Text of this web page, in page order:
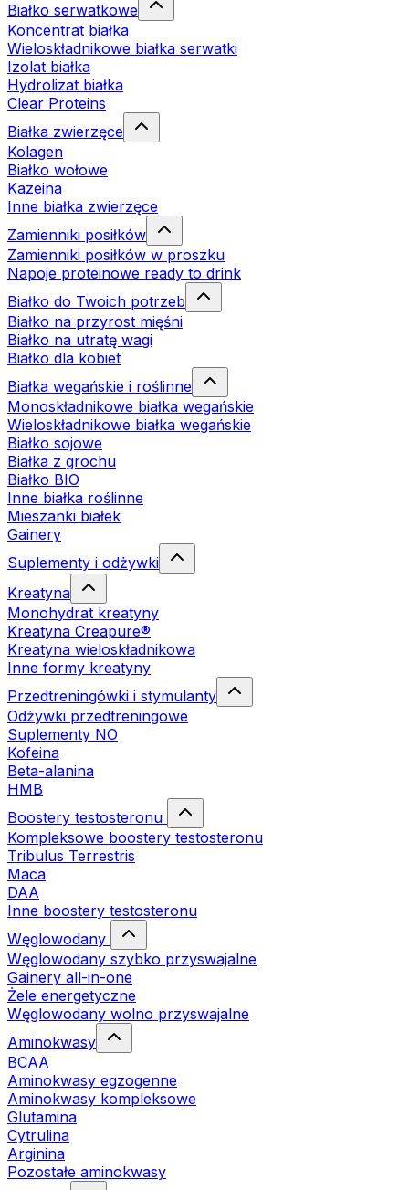
Białko serwatkowe
Koncentrat białka
Wieloskładnikowe białka serwatki
Izolat białka
Hydrolizat białka
Clear Proteins
Białka zwierzęce
Kolagen
Białko wołowe
Kazeina
Inne białka zwierzęce
Zamienniki posiłków
Zamienniki posiłków w proszku
Napoje proteinowe ready to drink
Białko do Twoich potrzeb
Białko na przyrost mięśni
Białko na utratę wagi
Białko dla kobiet
Białka wegańskie i roślinne
Monoskładnikowe białka wegańskie
Wieloskładnikowe białka wegańskie
Białko sojowe
Białka z grochu
Białko BIO
Inne białka roślinne
Mieszanki białek
Gainery
Suplementy i odżywki
Kreatyna
Monohydrat kreatyny
Kreatyna Creapure®
Kreatyna wieloskładnikowa
Inne formy kreatyny
Przedtreningówki i stymulanty
Odżywki przedtreningowe
Suplementy NO
Kofeina
Beta-alanina
HMB
Boostery testosteronu
Kompleksowe boostery testosteronu
Tribulus Terrestris
Maca
DAA
Inne boostery testosteronu
Węglowodany
Węglowodany szybko przyswajalne
Gainery all-in-one
Żele energetyczne
Węglowodany wolno przyswajalne
Aminokwasy
BCAA
Aminokwasy egzogenne
Aminokwasy kompleksowe
Glutamina
Cytrulina
Arginina
Pozostałe aminokwasy